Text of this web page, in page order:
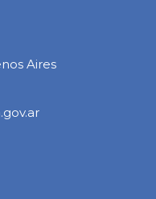
Aires